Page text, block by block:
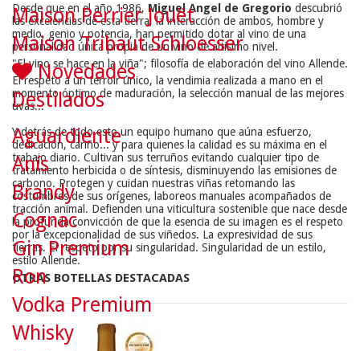
Desde que en el año 1986, Miguel Angel de Gregorio descubrió
las excelencias de esta tierra, la interacción de ambos, hombre y
medio, genio y potencia, han permitido dotar al vino de una
personalidad única propia de un vino de altísimo nivel.
"El vino se hace en la viña"; filosofía de elaboración del vino Allende.
El respeto a un terroir único, la vendimia realizada a mano en el
momento óptimo de maduración, la selección manual de las mejores
uvas...
Y detrás de todo esto un equipo humano que aúna esfuerzo,
dedicación, cariño... y para quienes la calidad es su máxima en el
trabajo diario. Cultivan sus terruños evitando cualquier tipo de
tratamiento herbicida o de síntesis, disminuyendo las emisiones de
carbono. Protegen y cuidan nuestras viñas retomando las
costumbres de sus orígenes, laboreos manuales acompañados de
tracción animal. Defienden una viticultura sostenible que nace desde
la profunda convicción de que la esencia de su imagen es el respeto
por la excepcionalidad de sus viñedos. La expresividad de sus
tierras. El respeto por su singularidad. Singularidad de un estilo,
estilo Allende.
OTRAS BOTELLAS DESTACADAS
Maison Perrier Jouët
Maison Tribaut Schloesser
Novedades
Destilados
Aguardiente
Anís
Brandy
Cognac
Gin Premium
Ron
Vodka Premium
Whisky